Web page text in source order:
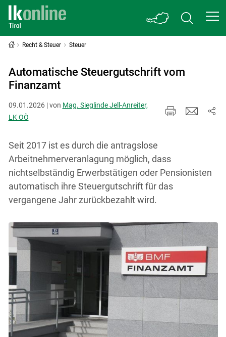
Recht & Steuer Steuer
Automatische Steuergutschrift vom
Finanzamt
09.01.2026 | von Mag. Sieglinde Jell-Anreiter,
LK OÖ
Seit 2017 ist es durch die antragslose
Arbeitnehmerveranlagung möglich, dass
nichtselbständig Erwerbstätigen oder Pensionisten
automatisch ihre Steuergutschrift für das
vergangene Jahr zurückbezahlt wird.